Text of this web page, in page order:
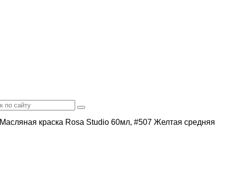
Масляная краска Rosa Studio 60мл, #507 Желтая средняя